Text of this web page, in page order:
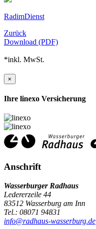
RadimDienst
Zurück
Download (PDF)
*inkl. MwSt.
×
Ihre linexo Versicherung
Anschrift
Wasserburger Radhaus
Ledererzeile 44
83512 Wasserburg am Inn
Tel.: 08071 94831
info@radhaus-wasserburg.de